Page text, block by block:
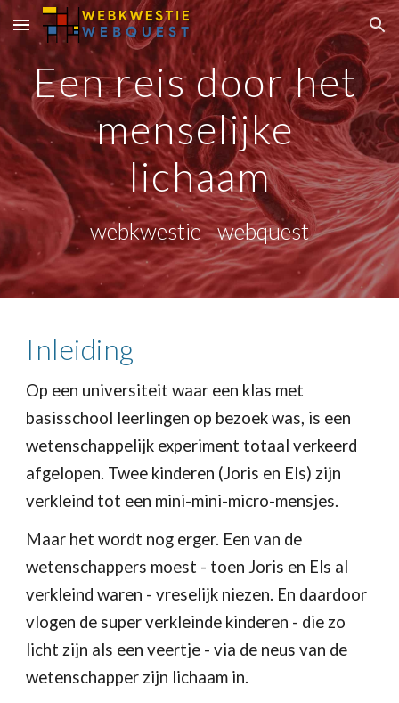
Skip to main content Skip to navigation
Een reis door het
menselijke
lichaam
webkwestie - webquest
Inleiding
Op een universiteit waar een klas met
basisschool leerlingen op bezoek was, is een
wetenschappelijk experiment totaal verkeerd
afgelopen. Twee kinderen (Joris en Els) zijn
verkleind tot een mini-mini-micro-mensjes.
Maar het wordt nog erger. Een van de
wetenschappers moest - toen Joris en Els al
verkleind waren - vreselijk niezen. En daardoor
vlogen de super verkleinde kinderen - die zo
licht zijn als een veertje - via de neus van de
wetenschapper zijn lichaam in.